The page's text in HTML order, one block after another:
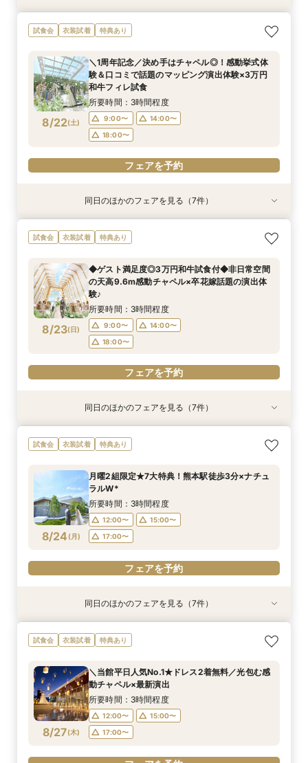
8/21(金)
【60分で完結】即決営業ナシで安心！気軽によ
りみちツアー
12:00〜
15:00〜
17:00〜
フェアを予約
8/21(金)
【タイパ重視！60分で完結◎】オンラインで会
場案内＆相談会
12:00〜
13:00〜
15:00〜
フェアを予約
8/21(金)
★1周年記念★27年1,2月式限定♪料理ランクup×
ドレス1着差額フリー！
12:00〜
15:00〜
17:00〜
フェアを予約
8/21(金)
【6名～30名の少人数婚】挙式＆会食Newプラ
ン誕生！無料試食付
12:00〜
15:00〜
17:00〜
フェアを予約
8/21(金)
【マタニティー限定】安心サポート＆お祝い特典
付フェア
12:00〜
15:00〜
17:00〜
フェアを予約
8/21(金)
【最短90分★】何も決まってなくてOK♪最新演
出体験×お気軽相談
12:00〜
15:00〜
17:00〜
フェアを予約
8/21(金)
【2件目以降限定◆スペシャル特典】空き状況僅
か！日程先取り×安心見積り比較相談♪
12:00〜
15:00〜
17:00〜
フェアを予約
試食会 衣装試着 特典あり
8/22(土)
＼1周年記念／決め手はチャペル◎！感動挙式体
験＆口コミで話題のマッピング演出体験×3万円
和牛フィレ試食
所要時間：3時間程度
9:00〜
14:00〜
18:00〜
フェアを予約
8/22(土)
【60分で完結】即決営業ナシで安心！気軽によ
りみちツアー
9:00〜 18:30〜
フェアを予約
衣装試着 特典あり
8/22(土)
【6名～30名の少人数婚】挙式＆会食Newプラ
ン誕生！無料試食付
9:00〜
14:00〜
フェアを予約
特典あり
8/22(土)
【最短90分★】何も決まってなくてOK♪最新演
出体験×お気軽相談会
9:00〜
14:00〜
フェアを予約
8/22(土)
【タイパ重視！60分で完結◎】オンラインで会
場案内＆相談会
9:00〜
10:00〜
18:00〜
フェアを予約
衣装試着 特典あり
8/22(土)
【マタニティー限定】安心サポート＆お祝い特典
付フェア
9:00〜
14:00〜
フェアを予約
衣装試着 特典あり
8/22(土)
【2件目以降限定◆スペシャル特典】空き状況僅
か！日程先取り×安心見積り比較相談♪
9:00〜
14:00〜
フェアを予約
衣装試着 特典あり
8/22(土)
★完売間近★27年1.2月の挙式限定♪挙式全額プ
レゼント×花嫁体験
9:00〜
14:00〜
フェアを予約
同日のほかのフェアを見る（7件）
試食会 衣装試着 特典あり
8/23(日)
◆ゲスト満足度◎3万円和牛試食付◆非日常空間
の天高9.6m感動チャペル×卒花嫁話題の演出体
験♪
所要時間：3時間程度
9:00〜
14:00〜
18:00〜
フェアを予約
8/23(日)
【60分で完結】即決営業ナシで安心！気軽によ
りみちツアー
9:00〜
フェアを予約
特典あり
8/23(日)
【最短90分★】何も決まってなくてOK♪最新演
出体験×お気軽相談会
9:00〜
18:00〜
フェアを予約
8/23(日)
【タイパ重視！60分で完結◎】オンラインで会
場案内＆相談会
9:00〜
14:00〜
15:00〜
18:00〜
衣装試着 特典あり
8/23(日)
【2件目以降限定◆スペシャル特典】空き状況僅
か！日程先取り×安心見積り比較相談♪
9:00〜
18:00〜
フェアを予約
衣装試着 特典あり
8/23(日)
★Open記念★27年1,2月式限定♪ドレス1差額フ
リー&挙式料全額プレゼント&料理ランクアップ
所要時間：3時間程度
18:00〜
フェアを予約
衣装試着 特典あり
8/23(日)
【6名～30名の少人数婚】挙式＆会食Newプラ
ン誕生！無料試食付
9:00〜
18:00〜
フェアを予約
衣装試着 特典あり
8/23(日)
【マタニティー限定】安心サポート＆お祝い特典
付フェア
9:00〜
18:00〜
フェアを予約
同日のほかのフェアを見る（7件）
試食会 衣装試着 特典あり
8/24 (月)
月曜2組限定★7大特典！熊本駅徒歩3分×ナチュ
ラルW*
所要時間：3時間程度
12:00〜
15:00〜
17:00〜
フェアを予約
8/24(月)
【60分で完結】即決営業ナシで安心！気軽によ
りみちツアー
12:00〜
15:00〜
17:00〜
フェアを予約
8/24(月)
【タイパ重視！60分で完結◎】オンラインで会
場案内＆相談会
12:00〜
13:00〜
15:00〜
16:00〜
フェアを予約
衣装試着 特典あり
8/24(月)
★1周年記念★27年1,2月式限定♪料理ランクup×
ドレス1着差額フリー！
12:00〜
15:00〜
17:00〜
フェアを予約
特典あり
8/24(月)
【6名～30名の少人数婚】挙式＆会食Newプラ
ン誕生！無料試食付
12:00〜
15:00〜
17:00〜
フェアを予約
衣装試着 特典あり
8/24(月)
【マタニティー限定】安心サポート＆お祝い特典
付フェア
12:00〜
15:00〜
17:00〜
フェアを予約
特典あり
8/24(月)
【最短90分★】何も決まってなくてOK♪最新演
出体験×お気軽相談
12:00〜
15:00〜
17:00〜
フェアを予約
衣装試着 特典あり
8/24(月)
【2件目以降限定◆スペシャル特典】空き状況僅
か！日程先取り×安心見積り比較相談♪
12:00〜
15:00〜
17:00〜
フェアを予約
同日のほかのフェアを見る（7件）
試食会 衣装試着 特典あり
8/27(木)
＼当館平日人気No.1★ドレス2着無料／光包む感
動チャペル×最新演出
所要時間：3時間程度
12:00〜
15:00〜
17:00〜